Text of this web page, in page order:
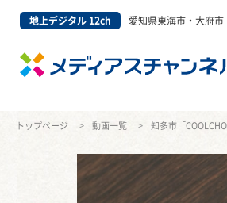
地上デジタル 12ch 愛知県東海市・大府
トップページ 動画一覧 知多市「